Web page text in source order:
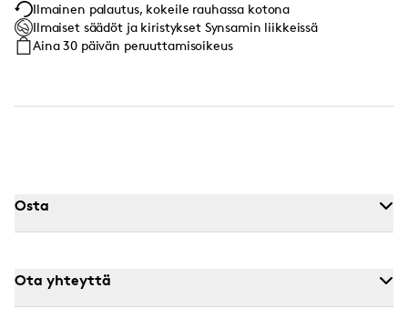
Ilmainen palautus, kokeile rauhassa kotona
Ilmaiset säädöt ja kiristykset Synsamin liikkeissä
Aina 30 päivän peruuttamisoikeus
Osta
Ota yhteyttä